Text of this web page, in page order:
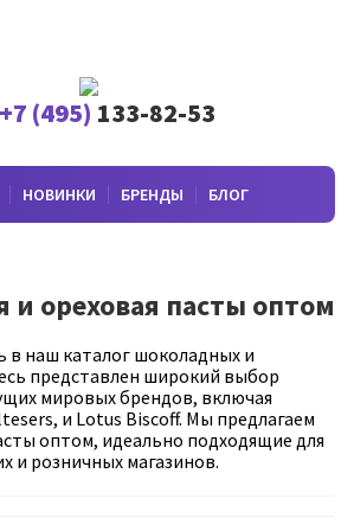
+7 (495) 133-82-53
НОВИНКИ БРЕНДЫ БЛОГ
ореховая пасты оптом
наш каталог шоколадных и
представлен широкий выбор
мировых брендов, включая
и Lotus Biscoff. Мы предлагаем
оптом, идеально подходящие для
и розничных магазинов.